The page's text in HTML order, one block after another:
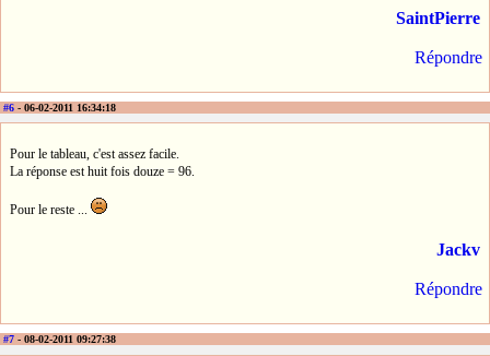
SaintPierre
Répondre
#6 - 06-02-2011 16:34:18
Pour le tableau, c'est assez facile.
La réponse est huit fois douze = 96.
Pour le reste ...
Jackv
Répondre
#7 - 08-02-2011 09:27:38